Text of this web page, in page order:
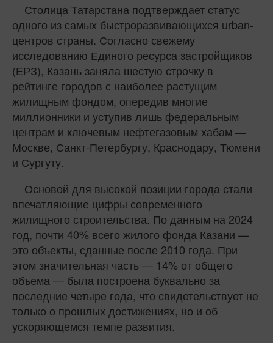
Столица Татарстана подтверждает статус
одного из самых быстроразвивающихся urban-
центров страны. Согласно свежему
исследованию Единого ресурса застройщиков
(ЕРЗ), Казань заняла шестую строчку в
рейтинге городов с наиболее растущим
жилищным фондом, опередив многие
миллионники и уступив лишь федеральным
центрам и ключевым нефтегазовым хабам —
Москве, Санкт-Петербургу, Краснодару, Тюмени
и Сургуту.
Основой для высокой позиции города стали
впечатляющие цифры современного
жилищного строительства. По данным на 2024
год, почти 40% всего жилого фонда Казани —
это объекты, сданные после 2010 года. При
этом значительная часть — 14% от общего
объема — была построена буквально за
последние четыре года, что свидетельствует не
только о прошлых достижениях, но и об
ускоряющемся темпе развития.